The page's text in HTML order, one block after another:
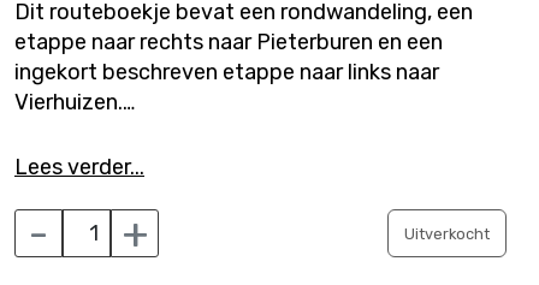
Dit routeboekje bevat een rondwandeling, een
etappe naar rechts naar Pieterburen en een
ingekort beschreven etappe naar links naar
Vierhuizen.
De routeboekjes zijn noodzakelijk om de route
informatie. De handige QR code om de
interactieve kaart voor onderweg te raadplegen
Lees verder...
- + Uitverkocht